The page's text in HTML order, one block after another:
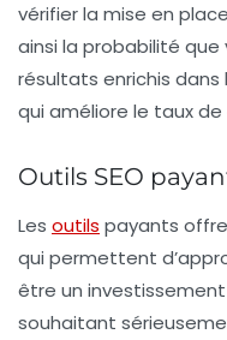
vérifier la mise en
ainsi la probabilité
résultats enrichis
qui améliore le taux de
Outils SEO
Les outils payants
qui permettent
être un
souhaitant